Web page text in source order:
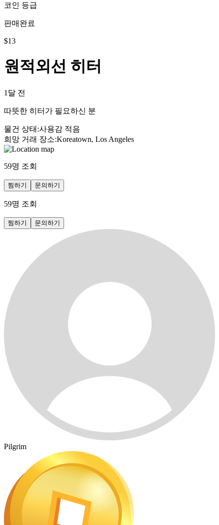
코인 등급
판매완료
$13
원적외선 히터
1달 전
따뜻한 히터가 필요하신 분
물건 상태 :사용감 적음
희망 거래 장소:Koreatown, Los Angeles
59명 조회
찜하기 문의하기
59명 조회
찜하기 문의하기
Pilgrim